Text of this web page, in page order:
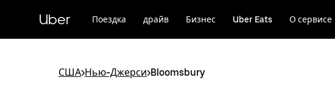
к
Uber Поездка драйв Бизнес Uber Eats О сервисе
США>Нью-Джерси>Bloomsbury